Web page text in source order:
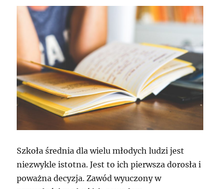
Szkoła średnia dla wielu młodych ludzi jest
niezwykle istotna. Jest to ich pierwsza dorosła i
poważna decyzja. Zawód wyuczony w